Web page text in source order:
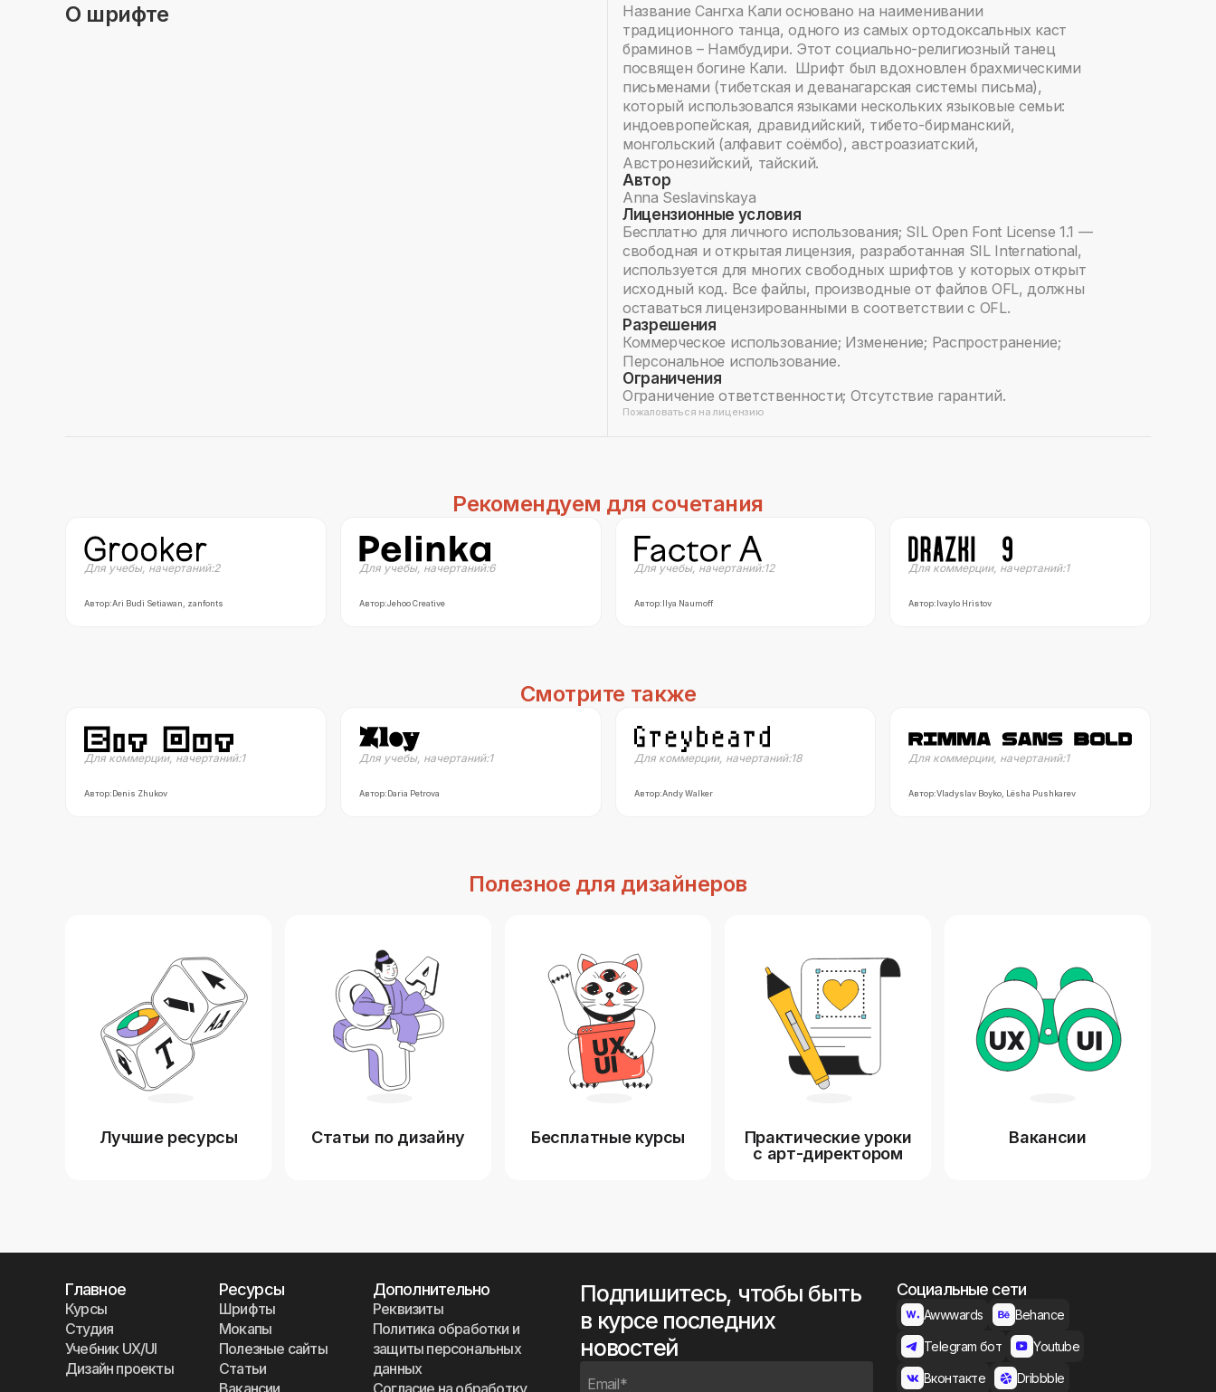
О шрифте
Название Сангха Кали основано на наименивании
традиционного танца, одного из самых ортодоксальных каст
браминов – Намбудири. Этот социально-религиозный танец
посвящен богине Кали. Шрифт был вдохновлен брахмическими
письменами (тибетская и деванагарская системы письма),
который использовался языками нескольких языковые семьи:
индоевропейская, дравидийский, тибето-бирманский,
монгольский (алфавит соёмбо), австроазиатский,
Австронезийский, тайский.
Автор
Anna Seslavinskaya
Лицензионные условия
Бесплатно для личного использования; SIL Open Font License 1.1 —
свободная и открытая лицензия, разработанная SIL International,
используется для многих свободных шрифтов у которых открыт
исходный код. Все файлы, производные от файлов OFL, должны
оставаться лицензированными в соответствии с OFL.
Разрешения
Коммерческое использование; Изменение; Распространение;
Персональное использование.
Ограничения
Ограничение ответственности; Отсутствие гарантий.
Пожаловаться на лицензию
Рекомендуем для сочетания
Для учебы, начертаний:2
Автор:Ari Budi Setiawan, zanfonts
Для учебы, начертаний:6
Автор:Jehoo Creative
Для учебы, начертаний:12
Автор:Ilya Naumoff
Для коммерции, начертаний:1
Автор:Ivaylo Hristov
Смотрите также
Для коммерции, начертаний:1
Автор:Denis Zhukov
Для учебы, начертаний:1
Автор:Daria Petrova
Для коммерции, начертаний:18
Автор:Andy Walker
Для коммерции, начертаний:1
Автор:Vladyslav Boyko, Lёsha Pushkarev
Полезное для дизайнеров
Лучшие ресурсы Статьи по дизайну Бесплатные курсы
Практические уроки
с арт-директором
Вакансии
Главное
Курсы
Студия
Учебник UX/UI
Дизайн проекты
Ресурсы
Шрифты
Мокапы
Полезные сайты
Статьи
Вакансии
Дополнительно
Реквизиты
Политика обработки и
защиты персональных
данных
Согласие на обработку
Социальные сети
Awwwards Behance
Telegram бот Youtube
Вконтакте Dribbble
Подпишитесь, чтобы быть
в курсе последних
новостей